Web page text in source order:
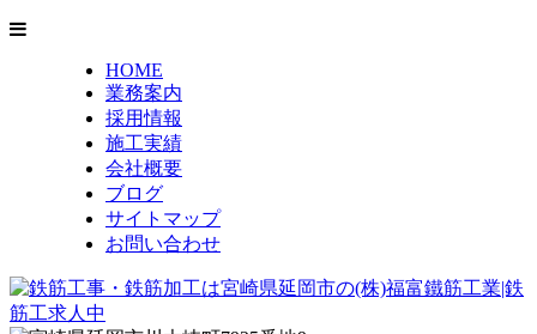
HOME
業務案内
採用情報
施工実績
会社概要
ブログ
サイトマップ
お問い合わせ